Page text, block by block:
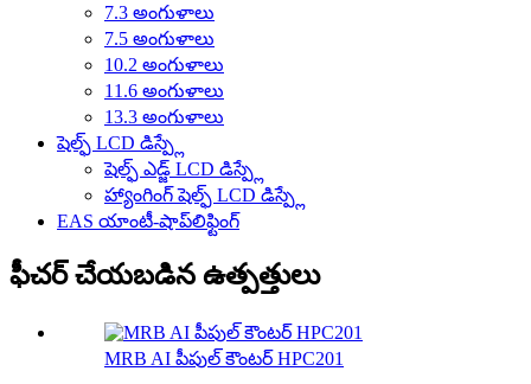
7.3 అంగుళాలు
7.5 అంగుళాలు
10.2 అంగుళాలు
11.6 అంగుళాలు
13.3 అంగుళాలు
షెల్ఫ్ LCD డిస్ప్లే
షెల్ఫ్ ఎడ్జ్ LCD డిస్ప్లే
హ్యాంగింగ్ షెల్ఫ్ LCD డిస్ప్లే
EAS యాంటీ-షాప్‌లిఫ్టింగ్
ఫీచర్ చేయబడిన ఉత్పత్తులు
MRB AI పీపుల్ కౌంటర్ HPC201